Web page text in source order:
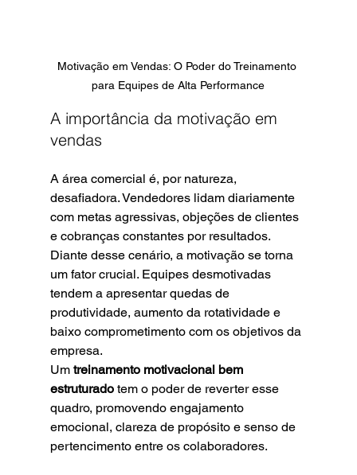
Motivação em Vendas: O Poder do Treinamento
para Equipes de Alta Performance
A importância da motivação em
vendas
A área comercial é, por natureza,
desafiadora. Vendedores lidam diariamente
com metas agressivas, objeções de clientes
e cobranças constantes por resultados.
Diante desse cenário, a motivação se torna
um fator crucial. Equipes desmotivadas
tendem a apresentar quedas de
produtividade, aumento da rotatividade e
baixo comprometimento com os objetivos da
empresa.
Um treinamento motivacional bem
estruturado tem o poder de reverter esse
quadro, promovendo engajamento
emocional, clareza de propósito e senso de
pertencimento entre os colaboradores.